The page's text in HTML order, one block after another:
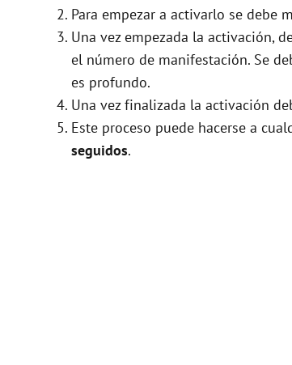
Para empezar a activarlo se debe
Una vez empezada la activación,
el número de manifestación. Se
es profundo.
Una vez finalizada la activación
Este proceso puede hacerse a
seguidos.